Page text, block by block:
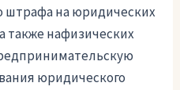
штрафа на юридических
также нафизических
юридического